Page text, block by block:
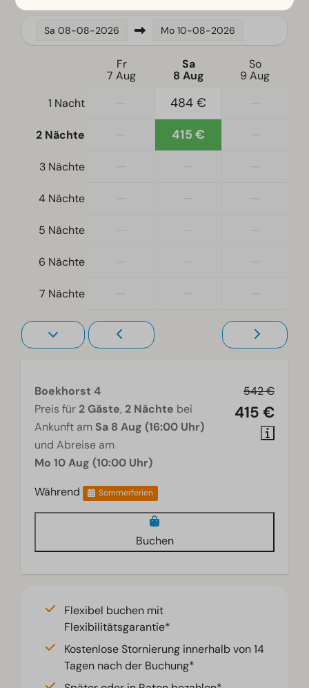
Standort
Einzelbetten: 4
Einzelbettdecken und Kissen
Ebenerdig
Wohnzimmer
Fernseher
Sa 08-08-2026 Mo 10-08-2026
Fr
7 Aug
Sa
8 Aug
So
9 Aug
1 Nacht
484 €
2 Nächte 415 €
3 Nächte
4 Nächte
5 Nächte
6 Nächte
7 Nächte
542 €
415 €
Boekhorst 4
Preis für 2 Gäste, 2 Nächte bei
Ankunft am Sa 8 Aug (16:00 Uhr)
und Abreise am
Mo 10 Aug (10:00 Uhr)
Während
Sommerferien
Buchen
Flexibel buchen mit
Flexibilitätsgarantie*
Kostenlose Stornierung innerhalb von 14
Tagen nach der Buchung*